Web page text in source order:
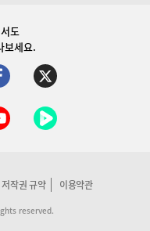
도
보세요.
저작권 규약 이용약관
reserved.